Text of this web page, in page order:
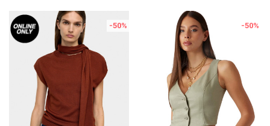
-50% -50%